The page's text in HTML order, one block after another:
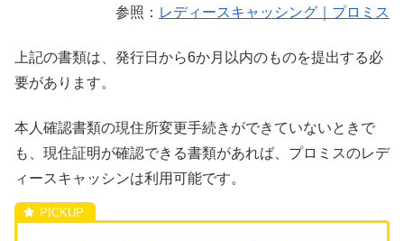
参照： レディースキャッシング｜プロミス
上記の書類は、発行日から6か月以内のものを提出する必
要があります。
本人確認書類の現住所変更手続きができていないときで
も、現住証明が確認できる書類があれば、プロミスのレデ
ィースキャッシンは利用可能です。